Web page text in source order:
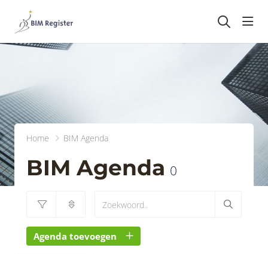
Home BIM Agenda
BIM Agenda 0
Agenda toevoegen